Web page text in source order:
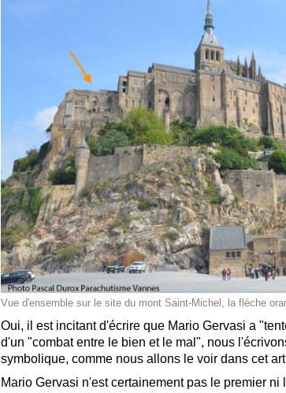
Vue d'ensemble sur le site du mont Saint-Michel, la flèche
Oui, il est incitant d'écrire que Mario Gervasi a
d'un "combat entre le bien et le mal", nous
symbolique, comme nous allons le voir dans cet
Mario Gervasi n'est certainement pas le premier